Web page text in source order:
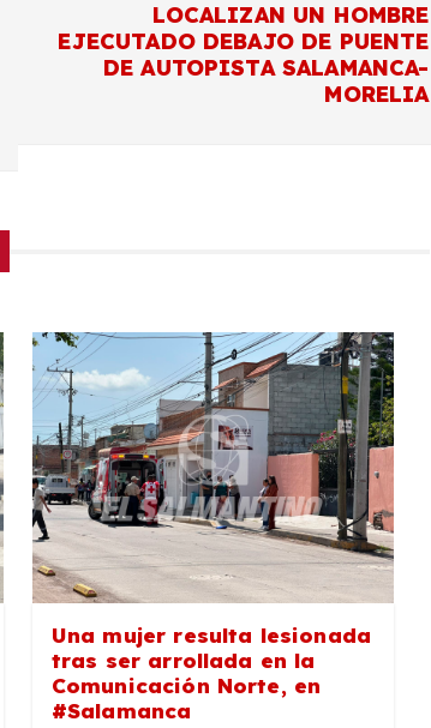
LOCALIZAN UN HOMBRE
EJECUTADO DEBAJO DE PUENTE
DE AUTOPISTA SALAMANCA-
MORELIA
Una mujer resulta lesionada
tras ser arrollada en la
Comunicación Norte, en
#Salamanca